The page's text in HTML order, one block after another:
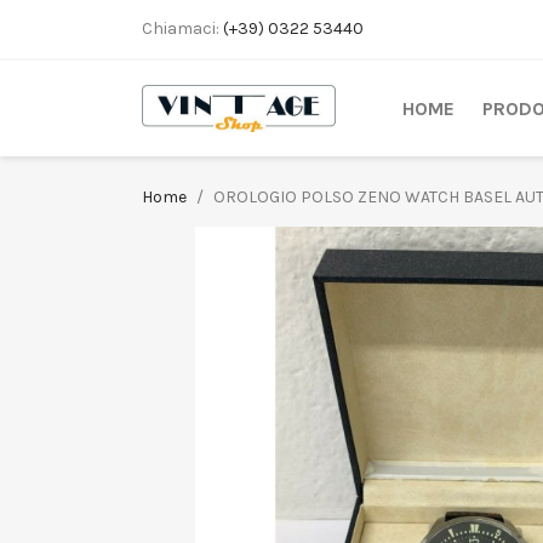
Chiamaci: (+39) 0322 53440
HOME
Home OROLOGIO POLSO ZENO WATCH BASEL